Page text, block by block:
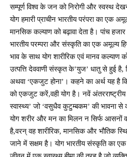
सम्पूर्ण विश्व के जन को निरोगी और स्वस्थ
योग हमारी प्राचीन भारतीय परंपरा का एक
मानसिक कल्याण को बढ़ावा देता है। पांच हजार
भारतीय परम्परा और संस्कृति का एक अमूल्य
भाव के साथ योग शारीरिक एवं मानव कल्याण
उत्पत्ति देववाणी संस्कृत के’युज’ धातु से हुई है,
अथवा ‘एकजुट होना’। कहने का अर्थ यह है
को एकजुट करें,वही योग है। नवें अंतरराष्ट्रीय
स्वास्थ्य’ जो ‘वसुधैव कुटुम्बकम’ की भावना
योग शरीर और मन का मिलन न सिर्फ आसनों व
है,वरन् वह शारीरिक, मानसिक और भौतिक
जाने में सक्षम है। योग भारतीय संस्कृति का